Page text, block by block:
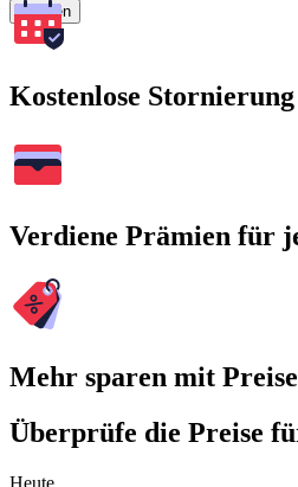
Suchen
Kostenlose
Verdiene Prämien für
Mehr sparen mit
Überprüfe die Preise